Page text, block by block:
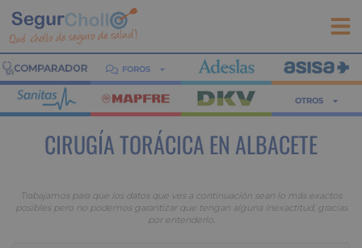
FOROS
OTROS
CIRUGÍA TORÁCICA EN ALBACETE
Trabajamos para que los datos que ves a continuación sean lo más exactos
posibles pero no podemos garantizar que tengan alguna inexactitud, gracias
por entenderlo.